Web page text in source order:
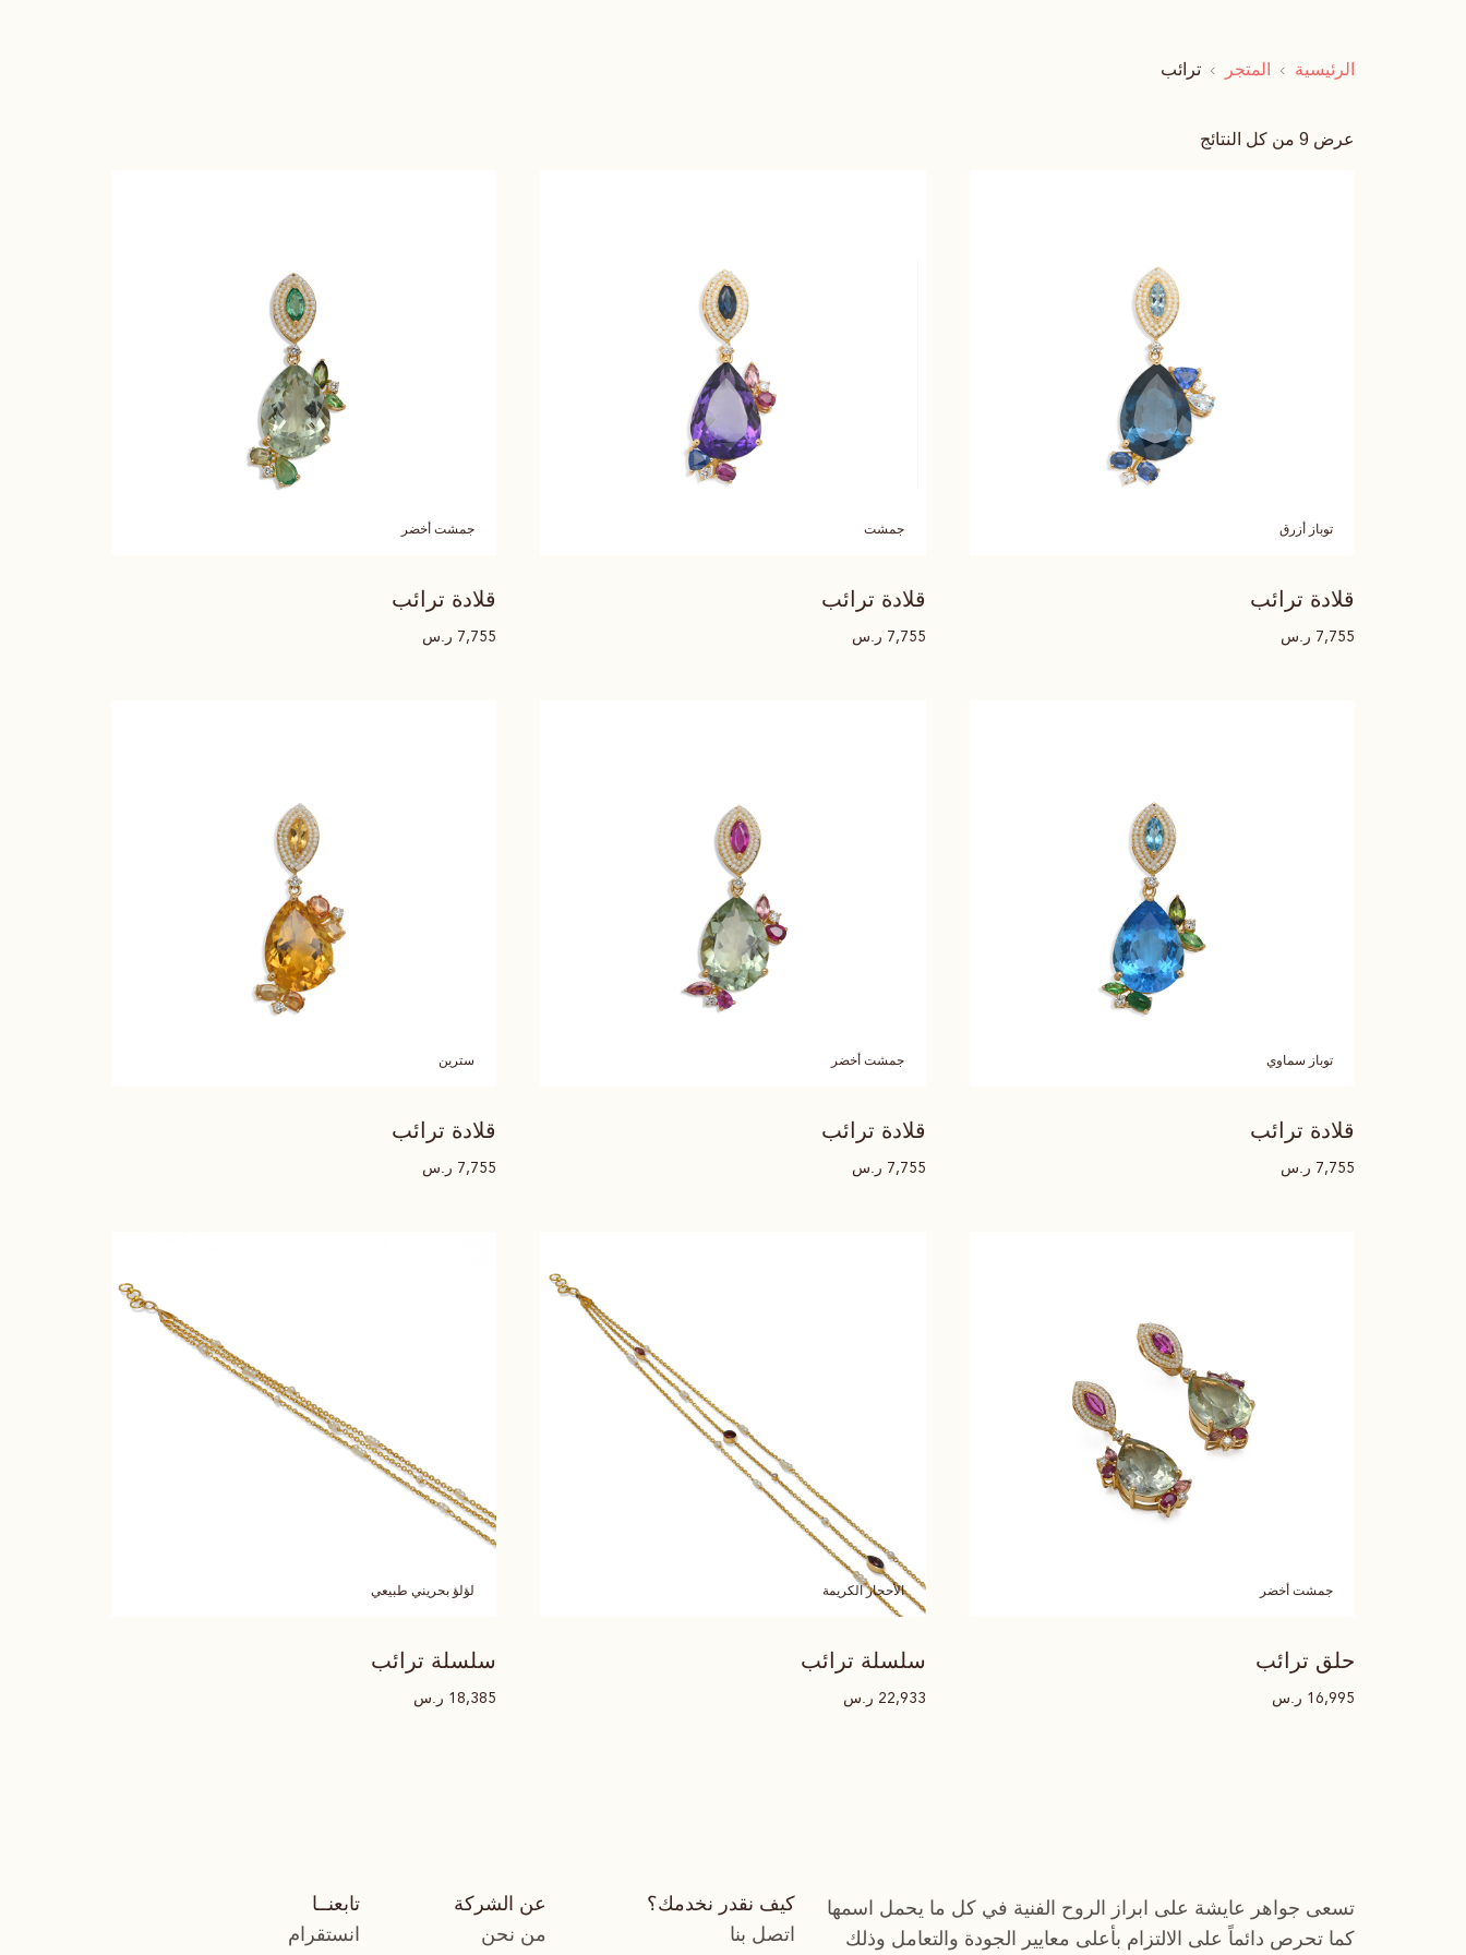
الرئيسية المتجر ترائب
عرض ⁦9⁩ من كل النتائج
توباز أزرق
قلادة ترائب
7,755 ر.س
جمشت
قلادة ترائب
7,755 ر.س
جمشت أخضر
قلادة ترائب
7,755 ر.س
توباز سماوي
قلادة ترائب
7,755 ر.س
جمشت أخضر
قلادة ترائب
7,755 ر.س
سترين
قلادة ترائب
7,755 ر.س
جمشت أخضر
حلق ترائب
16,995 ر.س
الأحجار الكريمة
سلسلة ترائب
22,933 ر.س
لؤلؤ بحريني طبيعي
سلسلة ترائب
18,385 ر.س
تسعى جواهر عايشة على ابراز الروح الفنية في كل ما يحمل اسمها
كما تحرص دائماً على الالتزام بأعلى معايير الجودة والتعامل وذلك
كيف نقدر نخدمك؟
اتصل بنا
عن الشركة
من نحن
تابعنــا
انستقرام